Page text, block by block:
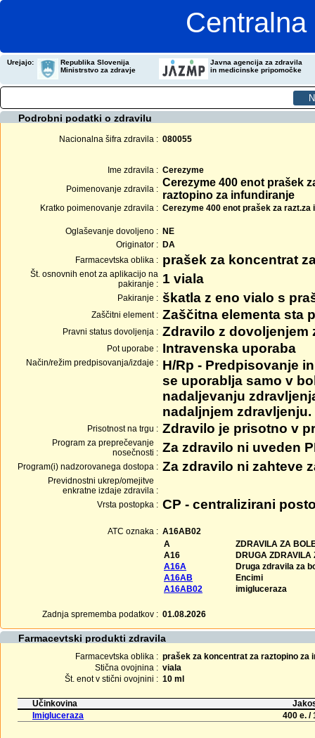
Urejajo:
Republika Slovenija
Ministrstvo za zdravje
Javna agencija za zdravila
in medicinske pripomočke
Podrobni podatki o zdravilu
Nacionalna šifra zdravila : 080055
Ime zdravila : Cerezyme
Poimenovanje zdravila :
Cerezyme 400 enot prašek
raztopino za infundiranje
Kratko poimenovanje zdravila : Cerezyme 400 enot prašek za razt.za
Oglaševanje dovoljeno : NE
Originator : DA
Farmacevtska oblika : prašek za koncentrat
Št. osnovnih enot za aplikacijo na
pakiranje : 1 viala
Pakiranje : škatla z eno vialo s
Zaščitni element : Zaščitna elementa sta
Pravni status dovoljenja : Zdravilo z dovoljenjem
Pot uporabe : Intravenska uporaba
Način/režim predpisovanja/izdaje : H/Rp - Predpisovanje
se uporablja samo v
nadaljevanju
nadaljnjem zdravljenju.
Prisotnost na trgu : Zdravilo je prisotno v
Program za preprečevanje
nosečnosti : Za zdravilo ni uveden
Program(i) nadzorovanega dostopa : Za zdravilo ni zahteve
Previdnostni ukrep/omejitve
enkratne izdaje zdravila :
Vrsta postopka : CP - centralizirani
ATC oznaka : A16AB02
A
ZDRAVILA ZA
A16
DRUGA ZDRAVILA
A16A
Druga zdravila za
A16AB
Encimi
A16AB02
imigluceraza
Zadnja sprememba podatkov : 01.08.2026
Farmacevtski produkti zdravila
Farmacevtska oblika : prašek za koncentrat za raztopino za
Stična ovojnina : viala
Št. enot v stični ovojnini : 10 ml
Učinkovina
Imigluceraza
400 e. /